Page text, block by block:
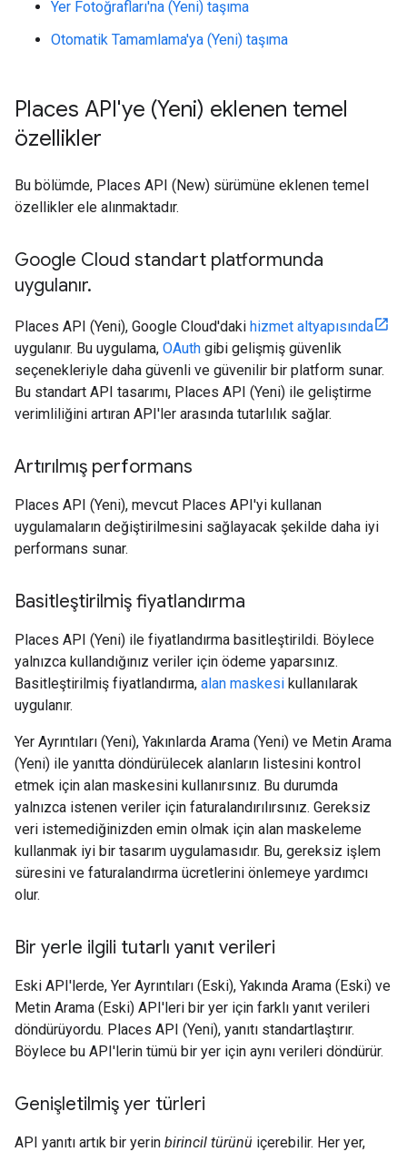
Yer Fotoğrafları'na (Yeni) taşıma
Otomatik Tamamlama'ya (Yeni) taşıma
Places API'ye (Yeni) eklenen temel
özellikler
Bu bölümde, Places API (New) sürümüne eklenen temel
özellikler ele alınmaktadır.
Google Cloud standart platformunda
uygulanır.
Places API (Yeni), Google Cloud'daki hizmet altyapısında
uygulanır. Bu uygulama, OAuth gibi gelişmiş güvenlik
seçenekleriyle daha güvenli ve güvenilir bir platform sunar.
Bu standart API tasarımı, Places API (Yeni) ile geliştirme
verimliliğini artıran API'ler arasında tutarlılık sağlar.
Artırılmış performans
Places API (Yeni), mevcut Places API'yi kullanan
uygulamaların değiştirilmesini sağlayacak şekilde daha iyi
performans sunar.
Basitleştirilmiş fiyatlandırma
Places API (Yeni) ile fiyatlandırma basitleştirildi. Böylece
yalnızca kullandığınız veriler için ödeme yaparsınız.
Basitleştirilmiş fiyatlandırma, alan maskesi kullanılarak
uygulanır.
Yer Ayrıntıları (Yeni), Yakınlarda Arama (Yeni) ve Metin Arama
(Yeni) ile yanıtta döndürülecek alanların listesini kontrol
etmek için alan maskesini kullanırsınız. Bu durumda
yalnızca istenen veriler için faturalandırılırsınız. Gereksiz
veri istemediğinizden emin olmak için alan maskeleme
kullanmak iyi bir tasarım uygulamasıdır. Bu, gereksiz işlem
süresini ve faturalandırma ücretlerini önlemeye yardımcı
olur.
Bir yerle ilgili tutarlı yanıt verileri
Eski API'lerde, Yer Ayrıntıları (Eski), Yakında Arama (Eski) ve
Metin Arama (Eski) API'leri bir yer için farklı yanıt verileri
döndürüyordu. Places API (Yeni), yanıtı standartlaştırır.
Böylece bu API'lerin tümü bir yer için aynı verileri döndürür.
Genişletilmiş yer türleri
API yanıtı artık bir yerin birincil türünü içerebilir. Her yer,